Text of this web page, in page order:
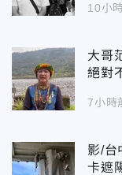
10小
大哥
絕對
7小時
影/台
卡遮